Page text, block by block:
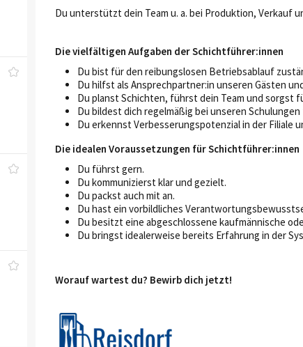
Du unterstützt dein Team u. a. bei Produktion, Verkauf
Die vielfältigen Aufgaben der Schichtführer:innen
Du bist für den reibungslosen Betriebsablauf
Du hilfst als Ansprechpartner:in unseren Gästen
Du planst Schichten, führst dein Team und sorgst
Du bildest dich regelmäßig bei unseren
Du erkennst Verbesserungspotenzial in der Filiale
Die idealen Voraussetzungen für Schichtführer:innen
Du führst gern.
Du kommunizierst klar und gezielt.
Du packst auch mit an.
Du hast ein vorbildliches
Du besitzt eine abgeschlossene kaufmännische
Du bringst idealerweise bereits Erfahrung in der
Worauf wartest du? Bewirb dich jetzt!